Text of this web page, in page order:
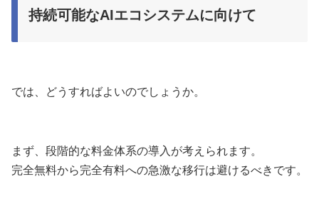
持続可能なAIエコシステムに向けて
では、どうすればよいのでしょうか。
まず、段階的な料金体系の導入が考えられます。
完全無料から完全有料への急激な移行は避けるべきです。